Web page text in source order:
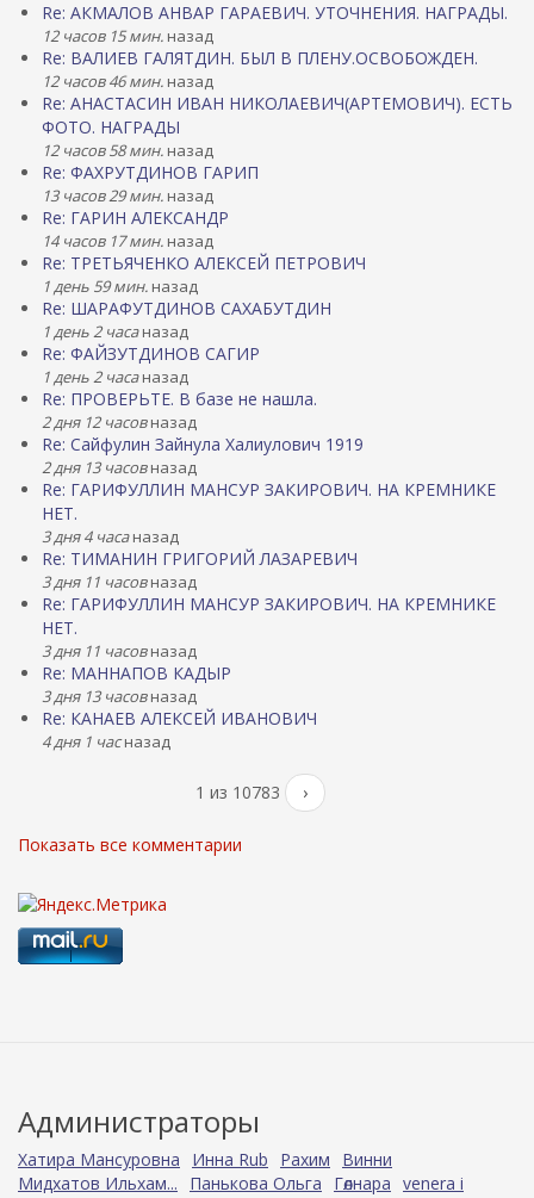
Re: АКМАЛОВ АНВАР ГАРАЕВИЧ. УТОЧНЕНИЯ. НАГРАДЫ.
12 часов 15 мин. назад
Re: ВАЛИЕВ ГАЛЯТДИН. БЫЛ В ПЛЕНУ.ОСВОБОЖДЕН.
12 часов 46 мин. назад
Re: АНАСТАСИН ИВАН НИКОЛАЕВИЧ(АРТЕМОВИЧ). ЕСТЬ
ФОТО. НАГРАДЫ
12 часов 58 мин. назад
Re: ФАХРУТДИНОВ ГАРИП
13 часов 29 мин. назад
Re: ГАРИН АЛЕКСАНДР
14 часов 17 мин. назад
Re: ТРЕТЬЯЧЕНКО АЛЕКСЕЙ ПЕТРОВИЧ
1 день 59 мин. назад
Re: ШАРАФУТДИНОВ САХАБУТДИН
1 день 2 часаназад
Re: ФАЙЗУТДИНОВ САГИР
1 день 2 часаназад
Re: ПРОВЕРЬТЕ. В базе не нашла.
2 дня 12 часовназад
Re: Сайфулин Зайнула Халиулович 1919
2 дня 13 часовназад
Re: ГАРИФУЛЛИН МАНСУР ЗАКИРОВИЧ. НА КРЕМНИКЕ
НЕТ.
3 дня 4 часаназад
Re: ТИМАНИН ГРИГОРИЙ ЛАЗАРЕВИЧ
3 дня 11 часовназад
Re: ГАРИФУЛЛИН МАНСУР ЗАКИРОВИЧ. НА КРЕМНИКЕ
НЕТ.
3 дня 11 часовназад
Re: МАННАПОВ КАДЫР
3 дня 13 часовназад
Re: КАНАЕВ АЛЕКСЕЙ ИВАНОВИЧ
4 дня 1 часназад
1 из 10783 ›
Показать все комментарии
Администраторы
Хатира Мансуровна Инна Rub Рахим
Винни
Мидхатов Ильхам...
Панькова Ольга Гөлнара venera i